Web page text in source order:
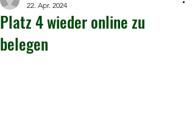
Platz 4 wieder online zu
belegen
22. Apr. 2024